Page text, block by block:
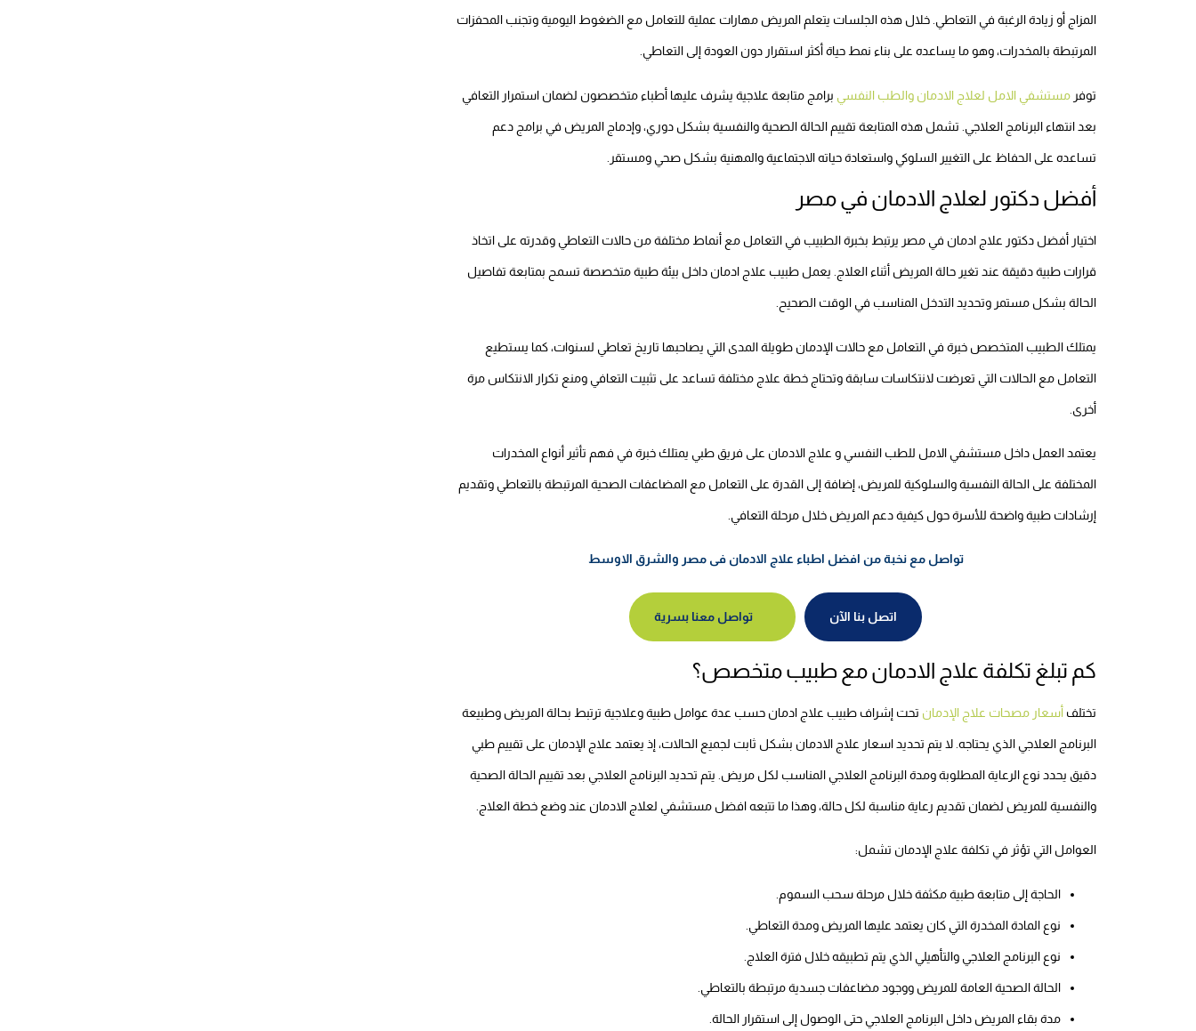
المزاج أو زيادة الرغبة في التعاطي. خلال هذه الجلسات يتعلم المريض مهارات عملية للتعامل مع الضغوط اليومية وتجنب المحفزات
المرتبطة بالمخدرات، وهو ما يساعده على بناء نمط حياة أكثر استقرار دون العودة إلى التعاطي.
توفر مستشفي الامل لعلاج الادمان والطب النفسي برامج متابعة علاجية يشرف عليها أطباء متخصصون لضمان استمرار التعافي
بعد انتهاء البرنامج العلاجي. تشمل هذه المتابعة تقييم الحالة الصحية والنفسية بشكل دوري، وإدماج المريض في برامج دعم
تساعده على الحفاظ على التغيير السلوكي واستعادة حياته الاجتماعية والمهنية بشكل صحي ومستقر.
أفضل دكتور لعلاج الادمان في مصر
اختيار أفضل دكتور علاج ادمان في مصر يرتبط بخبرة الطبيب في التعامل مع أنماط مختلفة من حالات التعاطي وقدرته على اتخاذ
قرارات طبية دقيقة عند تغير حالة المريض أثناء العلاج. يعمل طبيب علاج ادمان داخل بيئة طبية متخصصة تسمح بمتابعة تفاصيل
الحالة بشكل مستمر وتحديد التدخل المناسب في الوقت الصحيح.
يمتلك الطبيب المتخصص خبرة في التعامل مع حالات الإدمان طويلة المدى التي يصاحبها تاريخ تعاطي لسنوات، كما يستطيع
التعامل مع الحالات التي تعرضت لانتكاسات سابقة وتحتاج خطة علاج مختلفة تساعد على تثبيت التعافي ومنع تكرار الانتكاس مرة
أخرى.
يعتمد العمل داخل مستشفي الامل للطب النفسي و علاج الادمان على فريق طبي يمتلك خبرة في فهم تأثير أنواع المخدرات
المختلفة على الحالة النفسية والسلوكية للمريض، إضافة إلى القدرة على التعامل مع المضاعفات الصحية المرتبطة بالتعاطي وتقديم
إرشادات طبية واضحة للأسرة حول كيفية دعم المريض خلال مرحلة التعافي.
تواصل مع نخبة من افضل اطباء علاج الادمان فى مصر والشرق الاوسط
اتصل بنا الآن تواصل معنا بسرية
كم تبلغ تكلفة علاج الادمان مع طبيب متخصص؟
تختلف أسعار مصحات علاج الإدمان تحت إشراف طبيب علاج ادمان حسب عدة عوامل طبية وعلاجية ترتبط بحالة المريض وطبيعة
البرنامج العلاجي الذي يحتاجه. لا يتم تحديد اسعار علاج الادمان بشكل ثابت لجميع الحالات، إذ يعتمد علاج الإدمان على تقييم طبي
دقيق يحدد نوع الرعاية المطلوبة ومدة البرنامج العلاجي المناسب لكل مريض. يتم تحديد البرنامج العلاجي بعد تقييم الحالة الصحية
والنفسية للمريض لضمان تقديم رعاية مناسبة لكل حالة، وهذا ما تتبعه افضل مستشفي لعلاج الادمان عند وضع خطة العلاج.
العوامل التي تؤثر في تكلفة علاج الإدمان تشمل:
الحاجة إلى متابعة طبية مكثفة خلال مرحلة سحب السموم.
نوع المادة المخدرة التي كان يعتمد عليها المريض ومدة التعاطي.
نوع البرنامج العلاجي والتأهيلي الذي يتم تطبيقه خلال فترة العلاج.
الحالة الصحية العامة للمريض ووجود مضاعفات جسدية مرتبطة بالتعاطي.
مدة بقاء المريض داخل البرنامج العلاجي حتى الوصول إلى استقرار الحالة.